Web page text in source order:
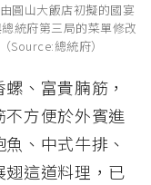
圓山大飯店初擬的國宴
統府第三局的菜單修改
（Source:總統府）
、富貴腩筋，
方便於外賓進
、中式牛排、
這道料理，已